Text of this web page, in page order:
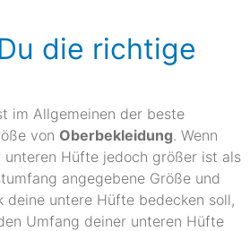
die richtige
im Allgemeinen der beste
von Oberbekleidung. Wenn
unteren Hüfte jedoch größer ist als
angegebene Größe und
deine untere Hüfte bedecken soll,
Umfang deiner unteren Hüfte